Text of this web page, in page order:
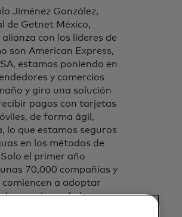
Jiménez González,
de Getnet México,
con los líderes de
son American Express,
estamos poniendo en
y comercios
y giro una solución
pagos con tarjetas
de forma ágil,
lo que estamos seguros
en los métodos de
el primer año
70,000 compañías y
a adoptar
mejorando la
clientes".